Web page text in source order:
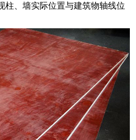
柱、墙实际位置与建筑物轴线位